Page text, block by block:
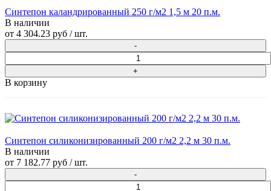
Синтепон каландрированный 250 г/м2 1,5 м 20 п.м.
В наличии
от 4 304.23 руб / шт.
В корзину
Синтепон силиконизированный 200 г/м2 2,2 м 30 п.м.
В наличии
от 7 182.77 руб / шт.